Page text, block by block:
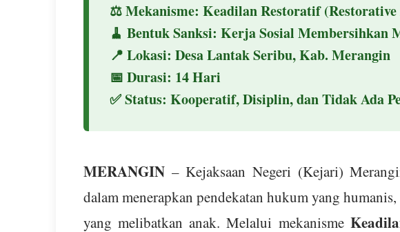
⚖️Mekanisme: Keadilan Restoratif (Restorative
🧹 Bentuk Sanksi: Kerja Sosial Membersihkan
📍 Lokasi: Desa Lantak Seribu, Kab. Merangin
📅 Durasi: 14 Hari
✅Status: Kooperatif, Disiplin, dan Tidak Ada
MERANGIN – Kejaksaan Negeri (Kejari)
dalam menerapkan pendekatan hukum yang
yang melibatkan anak. Melalui mekanisme